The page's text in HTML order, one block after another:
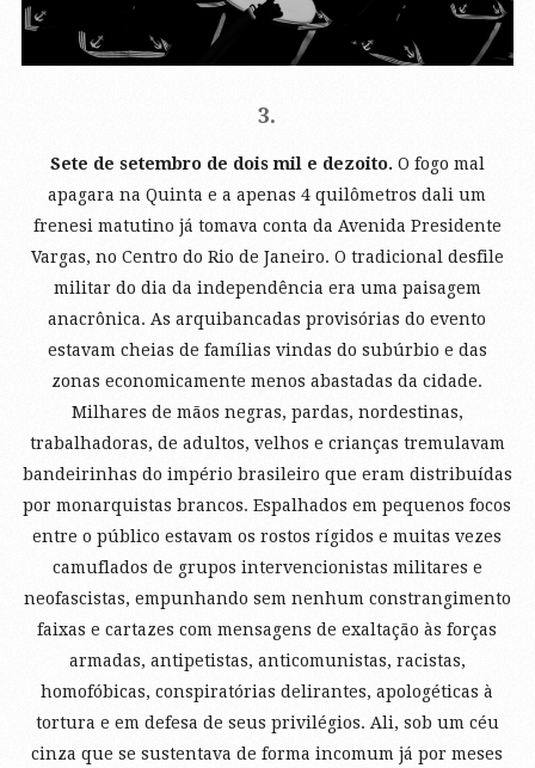
3.
Sete de setembro de dois mil e dezoito. O fogo mal
apagara na Quinta e a apenas 4 quilômetros dali um
frenesi matutino já tomava conta da Avenida Presidente
Vargas, no Centro do Rio de Janeiro. O tradicional desfile
militar do dia da independência era uma paisagem
anacrônica. As arquibancadas provisórias do evento
estavam cheias de famílias vindas do subúrbio e das
zonas economicamente menos abastadas da cidade.
Milhares de mãos negras, pardas, nordestinas,
trabalhadoras, de adultos, velhos e crianças tremulavam
bandeirinhas do império brasileiro que eram distribuídas
por monarquistas brancos. Espalhados em pequenos focos
entre o público estavam os rostos rígidos e muitas vezes
camuflados de grupos intervencionistas militares e
neofascistas, empunhando sem nenhum constrangimento
faixas e cartazes com mensagens de exaltação às forças
armadas, antipetistas, anticomunistas, racistas,
homofóbicas, conspiratórias delirantes, apologéticas à
tortura e em defesa de seus privilégios. Ali, sob um céu
cinza que se sustentava de forma incomum já por meses